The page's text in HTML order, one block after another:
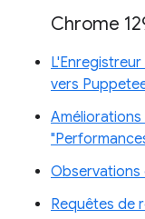
Chrome
vers
Observations
Requêtes de